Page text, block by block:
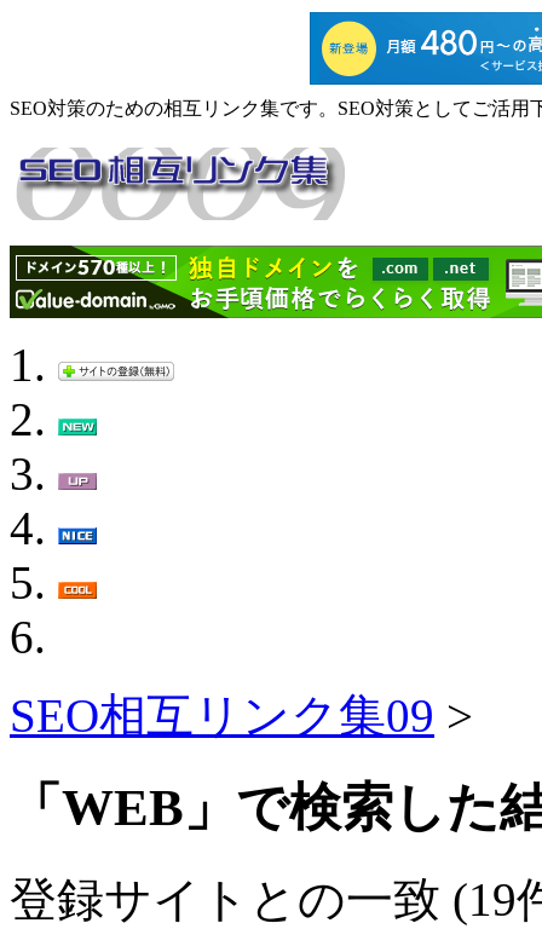
SEO対策のための相互リンク集です。SEO対策としてご活用
SEO相互リンク集09 >
「WEB」で検索した
登録サイトとの一致 (19